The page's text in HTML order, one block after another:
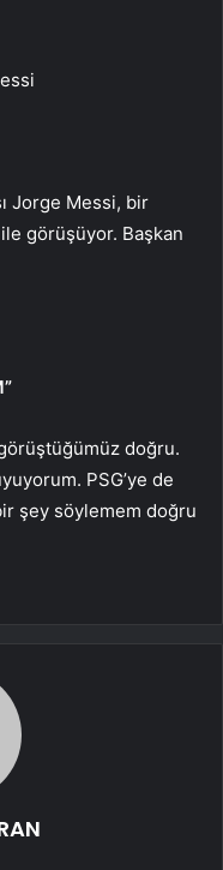
Jorge Messi, bir
görüşüyor. Başkan
doğru.
PSG’ye de
şey söylemem doğru